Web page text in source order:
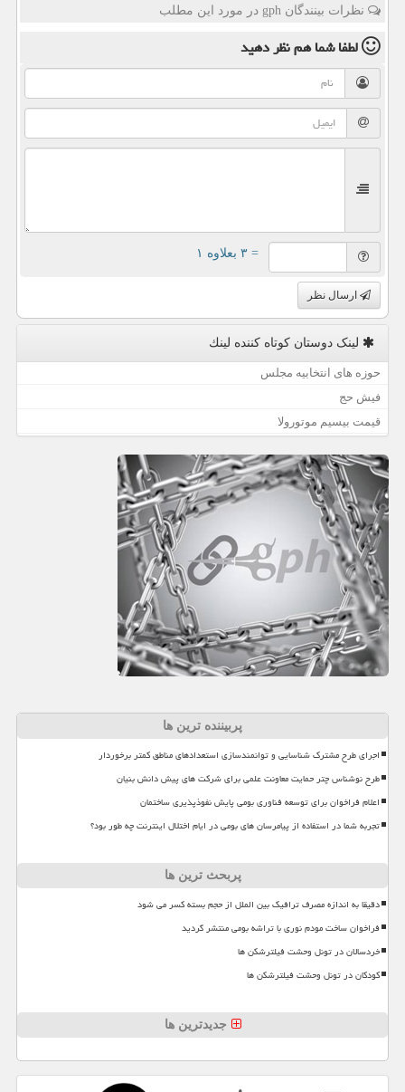
نظرات بینندگان gph در مورد این مطلب
لطفا شما همنظر دهید
= ۳ بعلاوه ۱
ارسال نظر
لینک دوستان كوتاه كننده لینك
حوزه های انتخابیه مجلس
فیش حج
قیمت بیسیم موتورولا
پربیننده ترین ها
اجرای طرح مشترک شناسایی و توانمندسازی استعدادهای مناطق کمتر برخوردار
طرح نوشناس چتر حمایت معاونت علمی برای شرکت های پیش دانش بنیان
اعلام فراخوان برای توسعه فناوری بومی پایش نفوذپذیری ساختمان
تجربه شما در استفاده از پیامرسان های بومی در ایام اختلال اینترنت چه طور بود؟
پربحث ترین ها
دقیقا به اندازه مصرف ترافیک بین الملل از حجم بسته کسر می شود
فراخوان ساخت مودم نوری با تراشه بومی منتشر گردید
خردسالان در تونل وحشت فیلترشکن ها
کودکان در تونل وحشت فیلترشکن ها
جدیدترین ها